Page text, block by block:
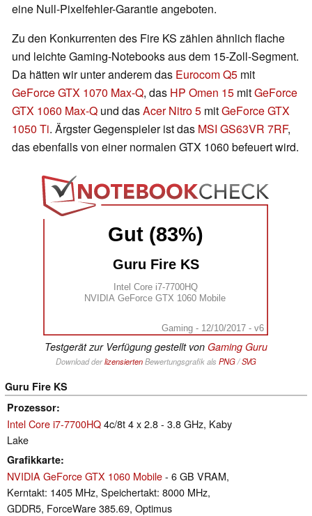
eine Null-Pixelfehler-Garantie angeboten.
Zu den Konkurrenten des Fire KS zählen ähnlich flache
und leichte Gaming-Notebooks aus dem 15-Zoll-Segment.
Da hätten wir unter anderem das Eurocom Q5 mit
GeForce GTX 1070 Max-Q, das HP Omen 15 mitGeForce
GTX 1060 Max-Q und dasAcer Nitro 5 mitGeForce GTX
1050 Ti. Ärgster Gegenspieler ist das MSI GS63VR 7RF,
das ebenfalls von einer normalen GTX 1060 befeuert wird.
Gut (83%)
Guru Fire KS
Intel Core i7-7700HQ
NVIDIA GeForce GTX 1060 Mobile
Gaming - 12/10/2017 - v6
Testgerät zur Verfügung gestellt von Gaming Guru
Download derlizensiertenBewertungsgrafik als PNG/SVG
Guru Fire KS
Prozessor
Intel Core i7-7700HQ4c/8t 4 x 2.8 - 3.8 GHz, Kaby
Lake
Grafikkarte
NVIDIA GeForce GTX 1060 Mobile- 6 GB VRAM,
Kerntakt: 1405 MHz, Speichertakt: 8000 MHz,
GDDR5, ForceWare 385.69, Optimus